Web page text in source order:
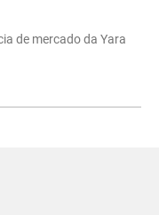
de mercado da Yara